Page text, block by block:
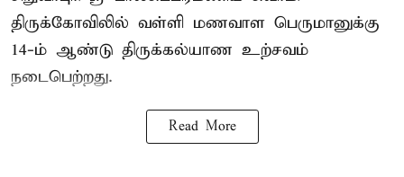
திருக்கோவிலில் வள்ளி மணவாள பெருமானுக்கு
14-ம் ஆண்டு திருக்கல்யாண உற்சவம்
நடைபெற்றது.
Read More